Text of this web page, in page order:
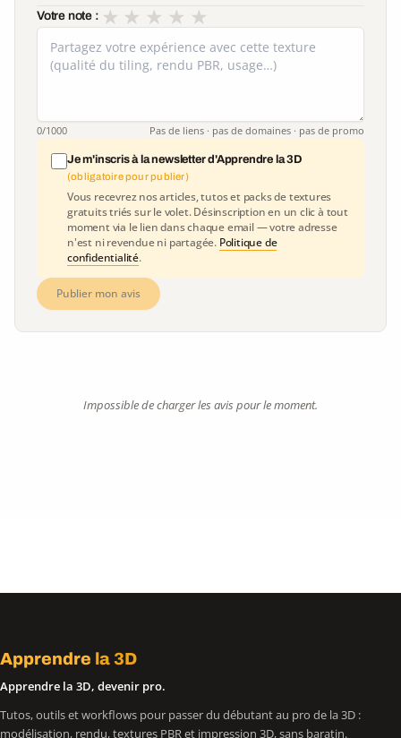
Votre note : ★
★
★
★
★
0/1000 Pas de liens · pas de domaines · pas de promo
Je m'inscris à la newsletter d'Apprendre la 3D
(obligatoire pour publier)
Vous recevrez nos articles, tutos et packs de textures
gratuits triés sur le volet. Désinscription en un clic à tout
moment via le lien dans chaque email — votre adresse
n'est ni revendue ni partagée. Politique de
confidentialité.
Publier mon avis
Impossible de charger les avis pour le moment.
Apprendre la 3D
Apprendre la 3D, devenir pro.
Tutos, outils et workflows pour passer du débutant au pro de la 3D :
modélisation, rendu, textures PBR et impression 3D, sans baratin.